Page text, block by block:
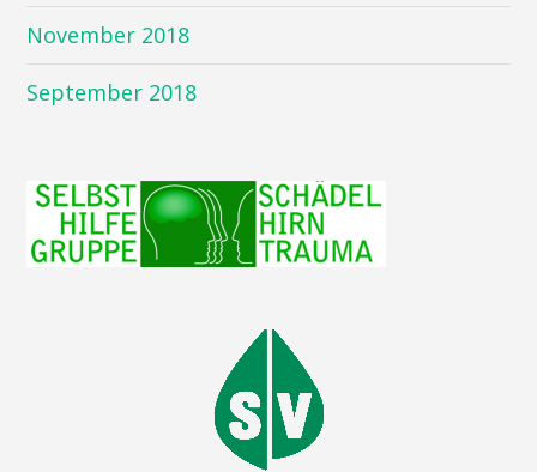
November 2018
September 2018